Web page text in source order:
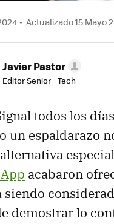
Actualizado 15 Mayo
Javier Pastor
Editor Senior - Tech
todos los
un espaldarazo
acabaron
siendo
demostrar lo